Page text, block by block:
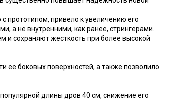
прототипом, привело к увеличению его
а не внутренними, как ранее, стрингерами.
и сохраняют жесткость при более высокой
ее боковых поверхностей, а также позволило
длины дров 40 см, снижение его